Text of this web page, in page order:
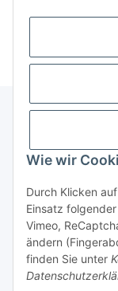
Wie wir
Durch Klicken
Einsatz
Vimeo,
ändern
finden Sie unter
Informationen
Gesetzliche
* Alle Preise inkl.